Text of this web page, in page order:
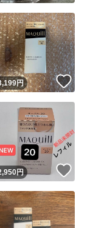
あり、発送を保証しているも
のユーザーは高頻度で24時間
す
のユーザーは高頻度で24時間以
のユーザーは設定した発送日数
キャンセル
ね！
円 いいね！
ね！円